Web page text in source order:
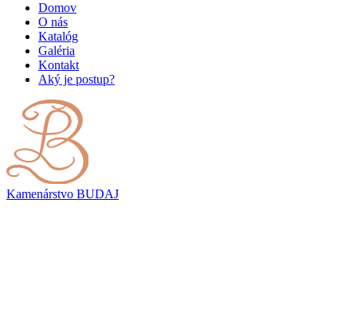
Domov
O nás
Katalóg
Galéria
Kontakt
Aký je postup?
Kamenárstvo BUDAJ